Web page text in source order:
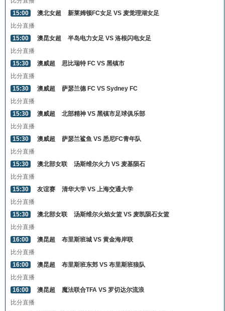
15:00
澳北女超
新莱姆顿FC女足 VS 麦觉理湖女足
比分直播
15:00
澳昆女超
半岛电力女足 VS 洛根闪电女足
比分直播
15:30
澳威超
思比瑞特 FC VS 黑镇市
比分直播
15:30
澳威超
萨瑟兰德 FC VS Sydney FC
比分直播
15:30
澳威超
北部精神 VS 黑镇市足球俱乐部
比分直播
15:30
澳威超
萨瑟兰鲨鱼 VS 悉尼FC青年队
比分直播
15:30
澳北部女联
汤斯维尔火力 VS 麦基陨石
比分直播
15:30
友谊赛
清华大学 VS 上海交通大学
比分直播
15:30
澳北部女联
汤斯维尔火焰女篮 VS 麦凯陨石女篮
比分直播
16:00
澳昆超
布里斯班城 VS 黄金海岸联
比分直播
16:00
澳昆超
布里斯班东郊 VS 布里斯班狼队
比分直播
16:00
澳昆超
魔法联合TFA VS 罗切达尔流浪
比分直播